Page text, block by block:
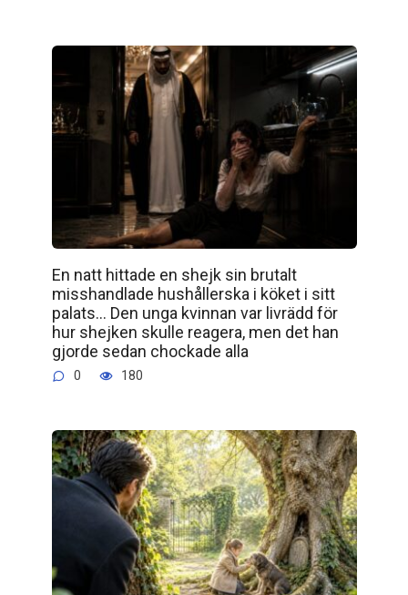
En natt hittade en shejk sin brutalt
misshandlade hushållerska i köket i sitt
palats… Den unga kvinnan var livrädd för
hur shejken skulle reagera, men det han
gjorde sedan chockade alla
0 180